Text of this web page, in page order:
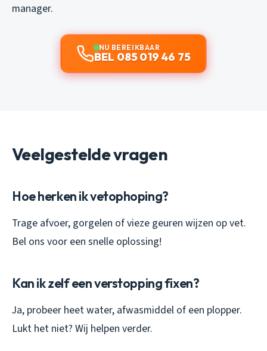
manager.
NU BEREIKBAAR
BEL 085 019 46 75
Veelgestelde vragen
Hoe herken ik vetophoping?
Trage afvoer, gorgelen of vieze geuren wijzen op vet.
Bel ons voor een snelle oplossing!
Kan ik zelf een verstopping fixen?
Ja, probeer heet water, afwasmiddel of een plopper.
Lukt het niet? Wij helpen verder.